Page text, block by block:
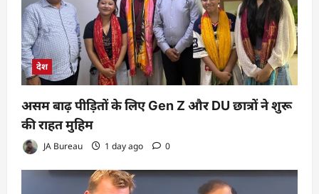
देश
असम बाढ़ पीड़ितों के लिए Gen Z और DU छात्रों ने शुरू
की राहत मुहिम
JA Bureau 1 day ago 0